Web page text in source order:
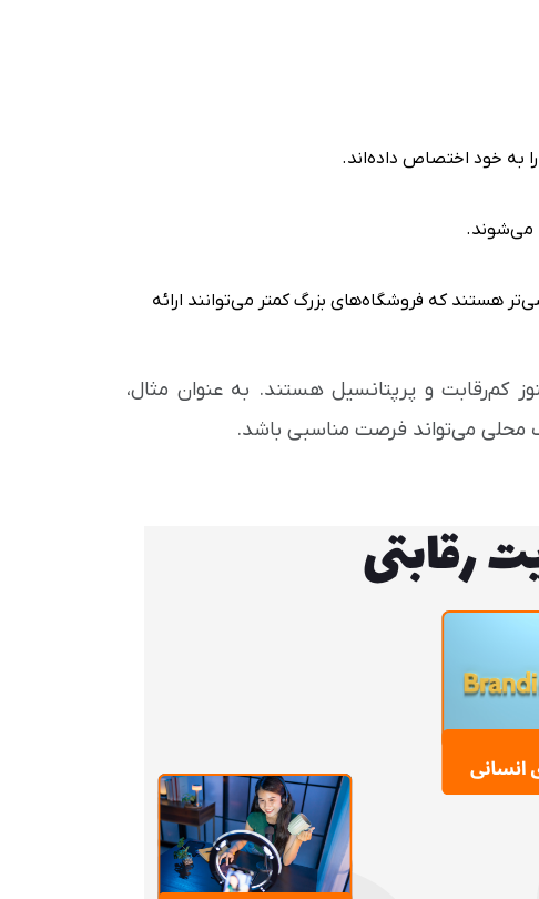
به خود اختصاص داده‌اند.
می‌شوند.
هستند که فروشگاه‌های بزرگ کمتر می‌توانند ارائه
کم‌رقابت و پرپتانسیل هستند. به عنوان مثال،
محلی می‌تواند فرصت مناسبی باشد.